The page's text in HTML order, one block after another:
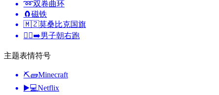
➿双卷曲环
🧲磁铁
🇲🇿莫桑比克国旗
🏃‍♂️‍➡️男子朝右跑
主题表情符号
⛏🧱Minecraft
▶️💻Netflix